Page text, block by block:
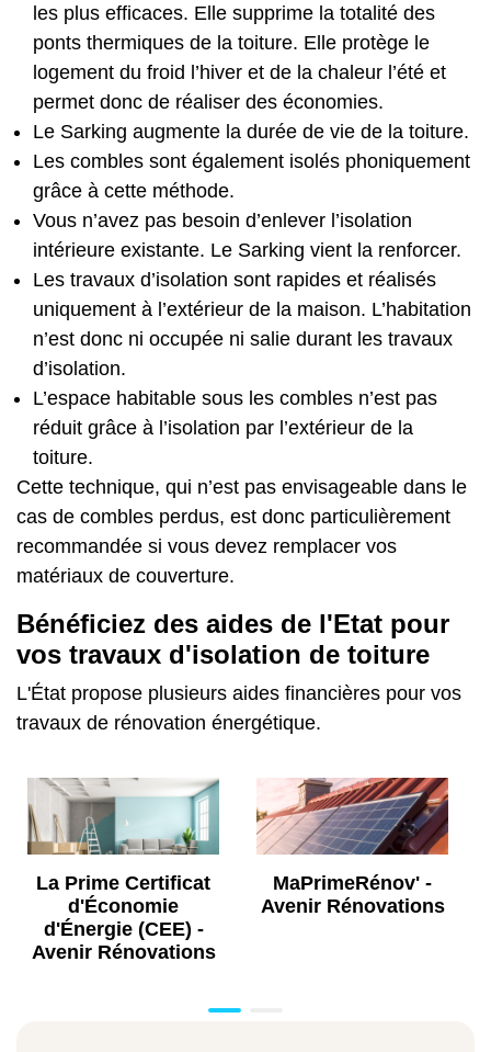
les plus efficaces. Elle supprime la totalité des
ponts thermiques de la toiture. Elle protège le
logement du froid l’hiver et de la chaleur l’été et
permet donc de réaliser des économies.
Le Sarking augmente la durée de vie de la toiture.
Les combles sont également isolés phoniquement
grâce à cette méthode.
Vous n’avez pas besoin d’enlever l’isolation
intérieure existante. Le Sarking vient la renforcer.
Les travaux d’isolation sont rapides et réalisés
uniquement à l’extérieur de la maison. L’habitation
n’est donc ni occupée ni salie durant les travaux
d’isolation.
L’espace habitable sous les combles n’est pas
réduit grâce à l’isolation par l’extérieur de la
toiture.
Cette technique, qui n’est pas envisageable dans le
cas de combles perdus, est donc particulièrement
recommandée si vous devez remplacer vos
matériaux de couverture.
Bénéficiez des aides de l'Etat pour
vos travaux d'isolation de toiture
L'État propose plusieurs aides financières pour vos
travaux de rénovation énergétique.
La Prime Certificat
d'Économie
d'Énergie (CEE) -
Avenir Rénovations
MaPrimeRénov' -
Avenir Rénovations